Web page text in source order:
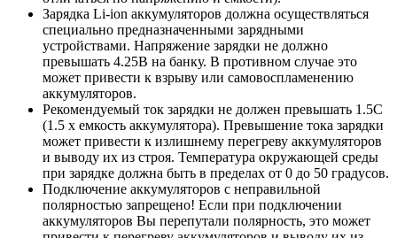
Зарядка Li-ion аккумуляторов должна осуществляться
специально предназначенными зарядными
устройствами. Напряжение зарядки не должно
превышать 4.25В на банку. В противном случае это
может привести к взрыву или самовоспламенению
аккумуляторов.
Рекомендуемый ток зарядки не должен превышать 1.5С
(1.5 х емкость аккумулятора). Превышение тока зарядки
может привести к излишнему перегреву аккумуляторов
и выводу их из строя. Температура окружающей среды
при зарядке должна быть в пределах от 0 до 50 градусов.
Подключение аккумуляторов с неправильной
полярностью запрещено! Если при подключении
аккумуляторов Вы перепутали полярность, это может